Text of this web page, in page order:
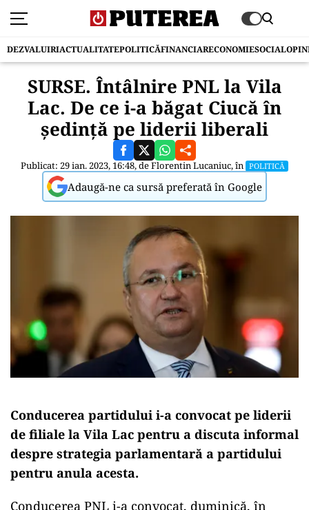
DEZVALUIRIACTUALITATEPOLITICĂFINANCIARECONOMIESOCIAL
SURSE. Întâlnire PNL la Vila
Lac. De ce i-a băgat Ciucă în
ședință pe liderii liberali
Publicat: 29 ian. 2023, 16:48, deFlorentin Lucaniuc, în POLITICĂ
Adaugă-ne ca sursă preferată în Google
Conducerea partidului i-a convocat pe liderii
de filiale la Vila Lac pentru a discuta informal
despre strategia parlamentară a partidului
pentru anula acesta.
Conducerea PNL i-a convocat, duminică, în